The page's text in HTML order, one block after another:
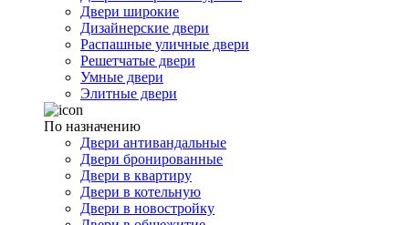
Двери широкие
Дизайнерские двери
Распашные уличные двери
Решетчатые двери
Умные двери
Элитные двери
По назначению
Двери антивандальные
Двери бронированные
Двери в квартиру
Двери в котельную
Двери в новостройку